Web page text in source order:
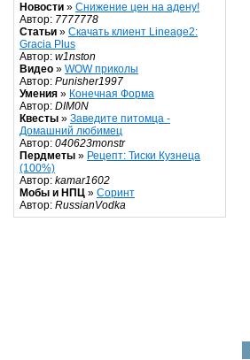
Новости » Снижение цен на адену!
Автор: 7777778
Статьи » Скачать клиент Lineage2:
Gracia Plus
Автор: w1nston
Видео » WOW приколы
Автор: Punisher1997
Умения » Конечная Форма
Автор: DIM0N
Квесты » Заведите питомца -
Домашний любимец
Автор: 040623monstr
Пердметы » Рецепт: Тиски Кузнеца
(100%)
Автор: kamar1602
Мобы и НПЦ » Соринт
Автор: RussianVodka